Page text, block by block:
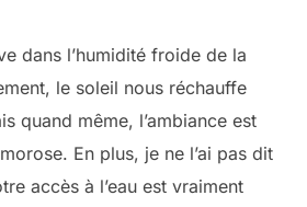
dans l’humidité froide de la
le soleil nous réchauffe
quand même, l’ambiance est
En plus, je ne l’ai pas dit
accès à l’eau est vraiment